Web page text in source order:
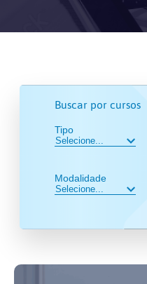
Buscar por cursos
Tipo
Modalidade